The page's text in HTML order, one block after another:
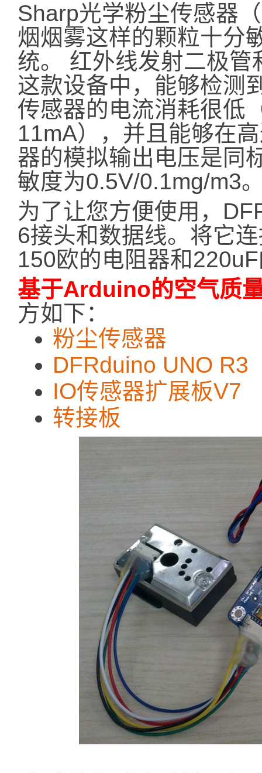
Sharp光学粉尘传感器
烟烟雾这样的颗粒十分
统。 红外线发射二极
这款设备中，能够检测
传感器的电流消耗很低
11mA），并且能够在
器的模拟输出电压是同
敏度为0.5V/0.1mg/m3
为了让您方便使用，
6接头和数据线。将它
150欧的电阻器和
基于Arduino的空气质
方如下：
粉尘传感器
DFRduino UNO R3
IO传感器扩展板V7
转接板